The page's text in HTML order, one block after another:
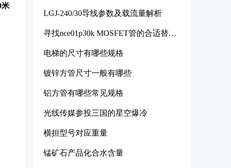
米
LGJ-240/30导线参数及载流量解析
寻找nce01p30k MOSFET管的合适替代
电梯的尺寸有哪些规格
镀锌方管尺寸一般有哪些
铝方管有哪些常见规格
光线传媒参投三国的星空爆冷
横担型号对应重量
锰矿石产品化合水含量